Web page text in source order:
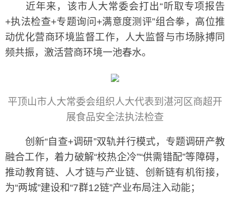
近年来，该市人大常委会打出“听取专项报告
+执法检查+专题询问+满意度测评”组合拳，高位推
动优化营商环境监督工作，人大监督与市场脉搏同
频共振，激活营商环境一池春水。
平顶山市人大常委会组织人大代表到湛河区商超开
展食品安全法执法检查
创新“自查+调研”双轨并行模式，专题调研产教
融合工作，着力破解“校热企冷”“供需错配”等障碍，
推动教育链、人才链与产业链、创新链有机衔接，
为“两城”建设和“7群12链”产业布局注入动能；